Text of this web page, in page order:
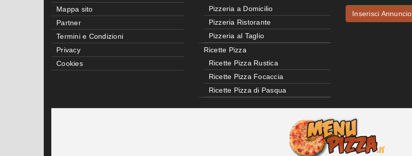
Mappa sito
Partner
Termini e Condizioni
Privacy
Cookies
Pizzeria a Domicilio
Pizzeria Ristorante
Pizzeria al Taglio
Ricette Pizza
Ricette Pizza Rustica
Ricette Pizza Focaccia
Ricette Pizza di Pasqua
Inserisci Annuncio